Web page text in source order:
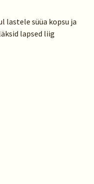
lastele süüa kopsu ja
lapsed liig